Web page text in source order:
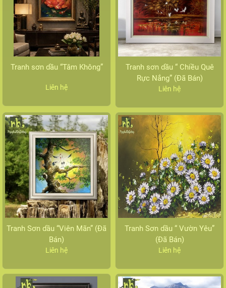
Tranh sơn dầu “Tâm Không”
Liên hệ
Tranh sơn dầu “ Chiều Quê
Rực Nắng” (Đã Bán)
Liên hệ
Tranh Sơn dầu “Viên Mãn” (Đã
Bán)
Liên hệ
Tranh Sơn dầu “ Vườn Yêu”
(Đã Bán)
Liên hệ